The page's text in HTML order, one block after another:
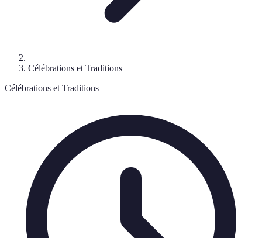
Célébrations et Traditions
Célébrations et Traditions